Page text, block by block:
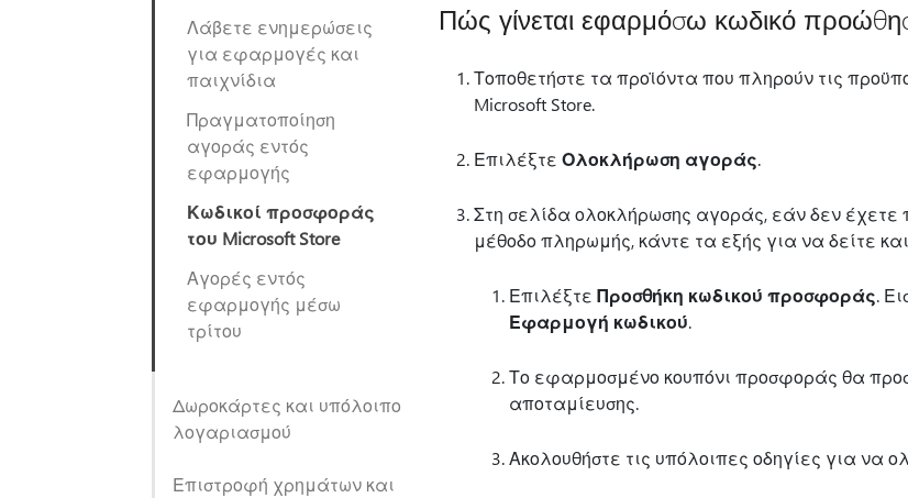
Λάβετε ενημερώσεις
για εφαρμογές και
παιχνίδια
Πραγματοποίηση
αγοράς εντός
εφαρμογής
Κωδικοί προσφοράς
του Microsoft Store
Αγορές εντός
εφαρμογής μέσω
τρίτου
Δωροκάρτες και υπόλοιπο
λογαριασμού
Επιστροφή χρημάτων και
Πώς γίνεται εφαρμόσω κωδικό
Τοποθετήστε τα προϊόντα που πληρούν τις
Microsoft Store.
Επιλέξτε Ολοκλήρωση αγοράς.
Στη σελίδα ολοκλήρωσης αγοράς, εάν δεν έχετε
μέθοδο πληρωμής, κάντε τα εξής για να δείτε
Επιλέξτε Προσθήκη κωδικού προσφοράς.
Εφαρμογή κωδικού.
Το εφαρμοσμένο κουπόνι προσφοράς θα
αποταμίευσης.
Ακολουθήστε τις υπόλοιπες οδηγίες για να